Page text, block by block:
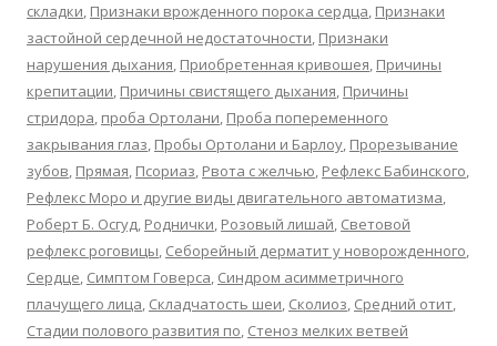
складки, Признаки врожденного порока сердца, Признаки
застойной сердечной недостаточности, Признаки
нарушения дыхания, Приобретенная кривошея, Причины
крепитации, Причины свистящего дыхания, Причины
стридора, проба Ортолани, Проба попеременного
закрывания глаз, Пробы Ортолани и Барлоу, Прорезывание
зубов, Прямая, Псориаз, Рвота с желчью, Рефлекс Бабинского,
Рефлекс Моро и другие виды двигательного автоматизма,
Роберт Б. Осгуд, Роднички, Розовый лишай, Световой
рефлекс роговицы, Себорейный дерматит у новорожденного,
Сердце, Симптом Говерса, Синдром асимметричного
плачущего лица, Складчатость шеи, Сколиоз, Средний отит,
Стадии полового развития по, Стеноз мелких ветвей